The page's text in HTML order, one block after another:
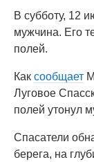
В субботу, 12
мужчина. Его
полей.
Как сообщает
Луговое
полей утонул
Спасатели
берега, на